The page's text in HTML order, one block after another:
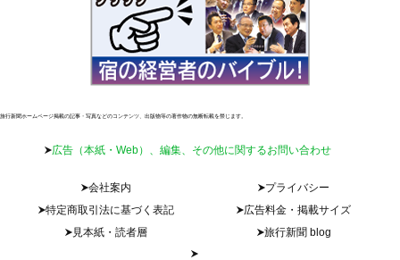
旅行新聞ホームページ掲載の記事・写真などのコンテンツ、出版物等の著作物の無断転載を禁じます。
広告（本紙・Web）、編集、その他に関するお問い合わせ
会社案内
プライバシー
特定商取引法に基づく表記
広告料金・掲載サイズ
見本紙・読者層
旅行新聞 blog